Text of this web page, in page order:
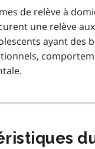
de relève à
une relève
ayant des